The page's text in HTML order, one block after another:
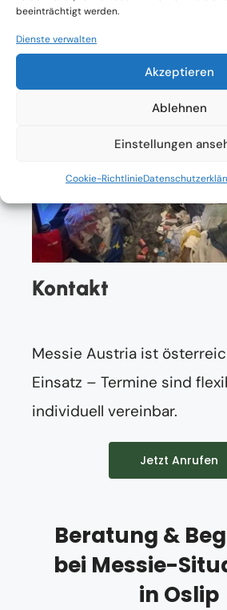
beeinträchtigt werden.
Dienste verwalten
Akzeptieren
Ablehnen
Einstellungen
Cookie-Richtlinie
Kontakt
Messie Austria ist
Einsatz – Termine sind
individuell vereinbar.
Jetzt Anrufen
Beratung &
bei Messie-
in Oslip